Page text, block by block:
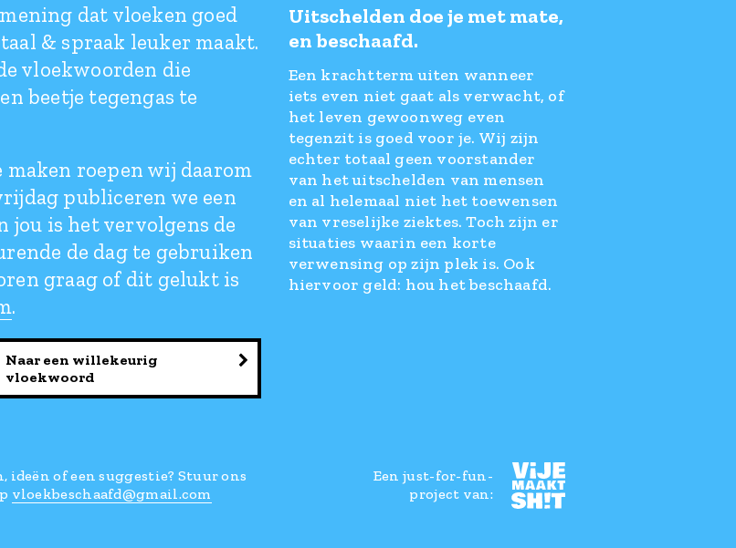
dat vloeken goed
& spraak leuker maakt.
vloekwoorden die
beetje tegengas te
maken roepen wij daarom
publiceren we een
jou is het vervolgens de
de dag te gebruiken
graag of dit gelukt is
.
Uitschelden doe je met mate,
en beschaafd.
Een krachtterm uiten wanneer
iets even niet gaat als verwacht, of
het leven gewoonweg even
tegenzit is goed voor je. Wij zijn
echter totaal geen voorstander
van het uitschelden van mensen
en al helemaal niet het toewensen
van vreselijke ziektes. Toch zijn er
situaties waarin een korte
verwensing op zijn plek is. Ook
hiervoor geld: hou het beschaafd.
Naar een willekeurig
vloekwoord
ideën of een suggestie? Stuur ons
vloekbeschaafd@gmail.com
Een just-for-fun-
project van: